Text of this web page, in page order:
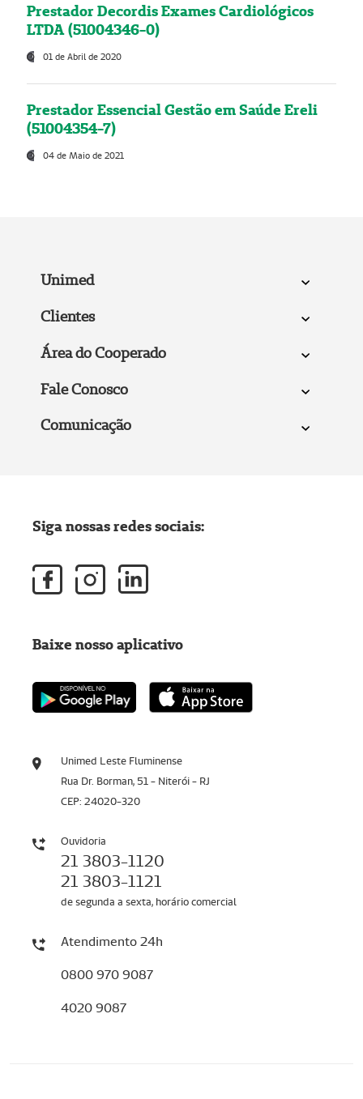
Prestador Decordis Exames Cardiológicos
LTDA (51004346-0)
01 de Abril de 2020
Prestador Essencial Gestão em Saúde Ereli
(51004354-7)
04 de Maio de 2021
Unimed
Clientes
Área do Cooperado
Fale Conosco
Comunicação
Unimed Leste Fluminense
Rua Dr. Borman, 51 - Niterói - RJ
CEP: 24020-320
Ouvidoria
21 3803-1120
21 3803-1121
de segunda a sexta, horário comercial
Atendimento 24h
0800 970 9087
4020 9087
Siga nossas redes sociais:
Baixe nosso aplicativo